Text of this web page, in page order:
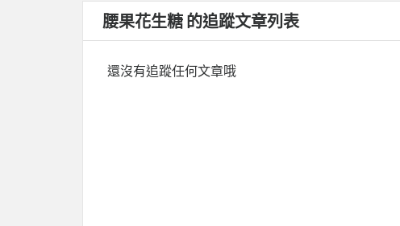
腰果花生糖 的追蹤文章列表
還沒有追蹤任何文章哦